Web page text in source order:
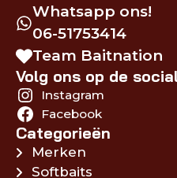
Whatsapp ons!
06-51753414
Team Baitnation
Volg ons op de
Instagram
Facebook
Categorieën
Merken
Softbaits